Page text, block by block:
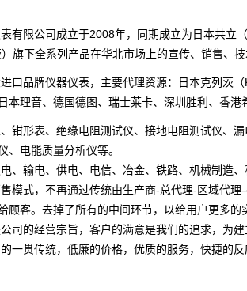
有限公司成立于2008年，同期成立为日本共立
旗下全系列产品在华北市场上的宣传、销售、技
口品牌仪器仪表，主要代理资源：日本克列茨
本理音、德国德图、瑞士莱卡、深圳胜利、香港
钳形表、绝缘电阻测试仪、接地电阻测试仪、
、电能质量分析仪等。
、输电、供电、电信、冶金、铁路、机械制造
模式，不再通过传统由生产商-总代理-区域代
顾客。去掉了所有的中间环节，以给用户更多的
司的经营宗旨，客户的满意是我们的追求，为
一贯传统，低廉的价格，优质的服务，快捷的反